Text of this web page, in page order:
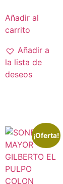
Añadir al
carrito
Añadir a
la lista de
deseos
¡Oferta!